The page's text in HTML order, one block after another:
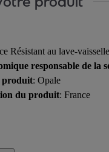
Résistant au lave-vaisselle
responsable de la
produit: Opale
du produit: France